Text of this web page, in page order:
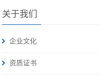
关于我们
企业文化
资质证书